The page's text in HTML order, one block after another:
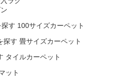
100サイズカーペット
畳サイズカーペット
タイルカーペット
ット